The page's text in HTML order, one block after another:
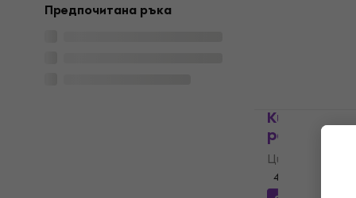
Предпочитана ръка
Kubíček
рамото 1/
Цигулка за
4,9